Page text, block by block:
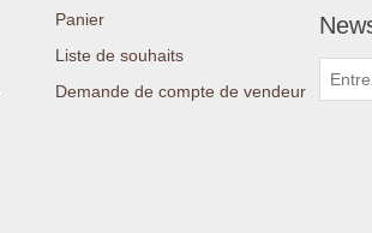
Panier
Liste de souhaits
Demande de compte de vendeur